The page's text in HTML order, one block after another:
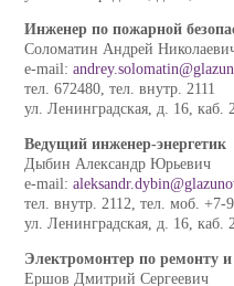
Инженер по пожарной
Соломатин Андрей
e-mail:
тел. 672480, тел. внутр. 2111
ул. Ленинградская, д. 16, каб.
Ведущий инженер-энергетик
Дыбин Александр Юрьевич
e-mail:
тел. внутр. 2112, тел. моб. +7-
ул. Ленинградская, д. 16, каб.
Электромонтер по ремонту
Ершов Дмитрий Сергеевич